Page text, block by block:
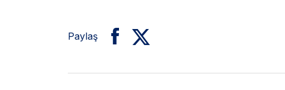
Paylaş